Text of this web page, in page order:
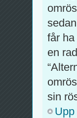
får
en
sin
Upp